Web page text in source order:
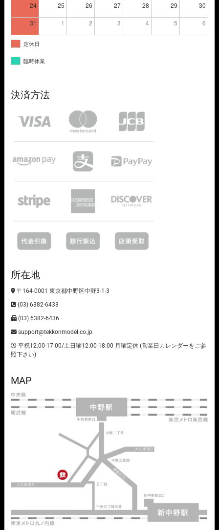
24 25 26 27 28 29 30
31 1 2 3 4 5 6
定休日
臨時休業
決済方法
所在地
〒164-0001 東京都中野区中野3-1-3
(03) 6382-6433
(03) 6382-6436
support@tekkonmodel.co.jp
平祝12:00-17:00/土日曜12:00-18:00 月曜定休 (営業日カレンダーをご参
照下さい)
MAP